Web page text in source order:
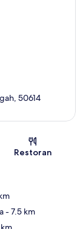
50614
Restoran
- 7.5 km